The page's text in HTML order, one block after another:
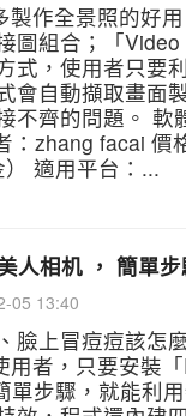
製作全景照的好
圖組合；「Video
式，使用者只要
會自動擷取畫面
不齊的問題。 軟
：zhang facai 價
適用平台：...
人相机 ， 簡單
05 13:40
臉上冒痘痘該怎
者，只要安裝「
單步驟，就能利